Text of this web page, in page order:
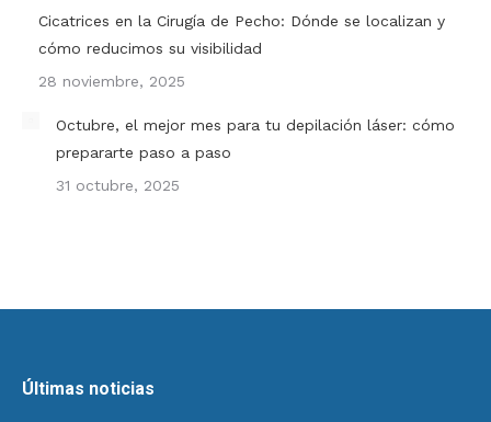
Cicatrices en la Cirugía de Pecho: Dónde se localizan y
cómo reducimos su visibilidad
28 noviembre, 2025
Octubre, el mejor mes para tu depilación láser: cómo
prepararte paso a paso
31 octubre, 2025
Últimas noticias